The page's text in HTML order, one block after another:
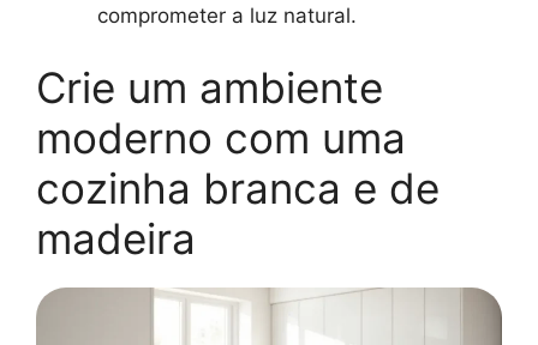
comprometer a luz natural.
Crie um ambiente
moderno com uma
cozinha branca e de
madeira